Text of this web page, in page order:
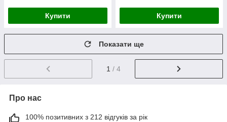
Купити Купити
Показати ще
1 / 4
Про нас
100% позитивних з 212 відгуків за рік